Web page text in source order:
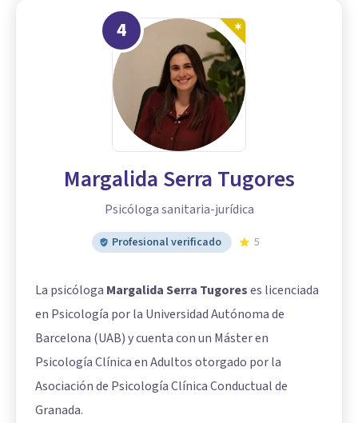
4
Margalida Serra Tugores
Psicóloga sanitaria-jurídica
Profesional verificado 5
La psicóloga Margalida Serra Tugoreses licenciada
en Psicología por la Universidad Autónoma de
Barcelona (UAB) y cuenta con un Máster en
Psicología Clínica en Adultos otorgado por la
Asociación de Psicología Clínica Conductual de
Granada.